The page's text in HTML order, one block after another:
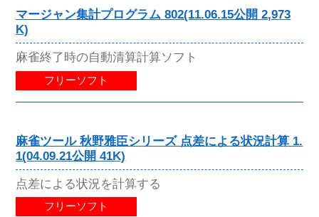
マージャン集計プログラム 802(11.06.15公開 2,973
K)
麻雀終了時の自動清算計算ソフト
フリーソフト
麻雀ツール 秋野雅臣シリーズ 点差による状況計算 1.
1(04.09.21公開 41K)
点差による状況を計算する
フリーソフト